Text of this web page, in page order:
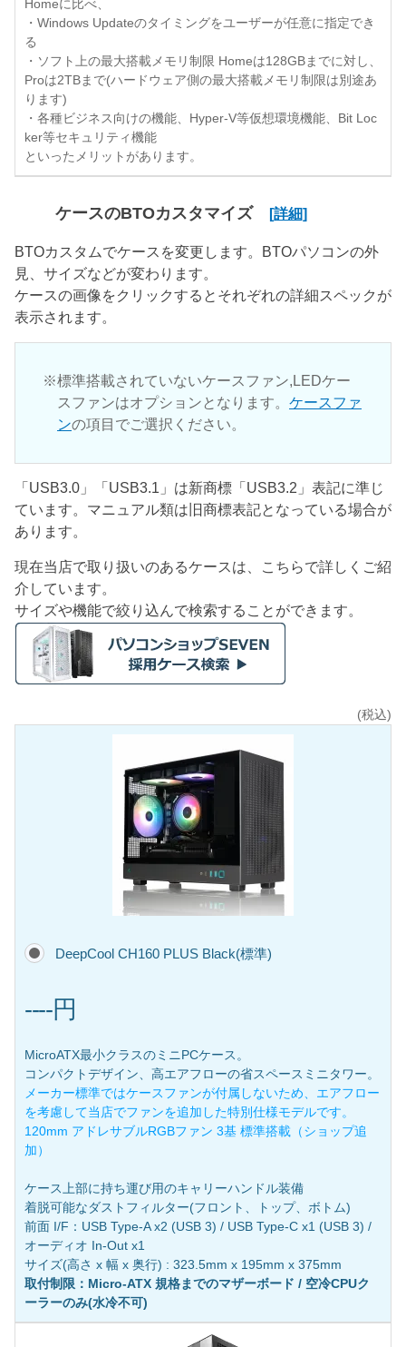
Homeに比べ、
・Windows Updateのタイミングをユーザーが任意に指定でき
る
・ソフト上の最大搭載メモリ制限 Homeは128GBまでに対し、
Proは2TBまで(ハードウェア側の最大搭載メモリ制限は別途あ
ります)
・各種ビジネス向けの機能、Hyper-V等仮想環境機能、Bit Loc
ker等セキュリティ機能
といったメリットがあります。
ケースのBTOカスタマイズ [詳細]
BTOカスタムでケースを変更します。BTOパソコンの外
見、サイズなどが変わります。
ケースの画像をクリックするとそれぞれの詳細スペックが
表示されます。
標準搭載されていないケースファン,LEDケー
スファンはオプションとなります。 ケースファ
ンの項目でご選択ください。
「USB3.0」「USB3.1」は新商標「USB3.2」表記に準じ
ています。マニュアル類は旧商標表記となっている場合が
あります。
現在当店で取り扱いのあるケースは、こちらで詳しくご紹
介しています。
サイズや機能で絞り込んで検索することができます。
(税込)
DeepCool CH160 PLUS Black(標準)
----円
MicroATX最小クラスのミニPCケース。
コンパクトデザイン、高エアフローの省スペースミニタワー。
メーカー標準ではケースファンが付属しないため、エアフロー
を考慮して当店でファンを追加した特別仕様モデルです。
120mm アドレサブルRGBファン 3基 標準搭載（ショップ追
加）
ケース上部に持ち運び用のキャリーハンドル装備
着脱可能なダストフィルター(フロント、トップ、ボトム)
前面 I/F：USB Type-A x2 (USB 3) / USB Type-C x1 (USB 3) /
オーディオ In-Out x1
サイズ(高さ x 幅 x 奥行) : 323.5mm x 195mm x 375mm
取付制限：Micro-ATX 規格までのマザーボード / 空冷CPUク
ーラーのみ(水冷不可)